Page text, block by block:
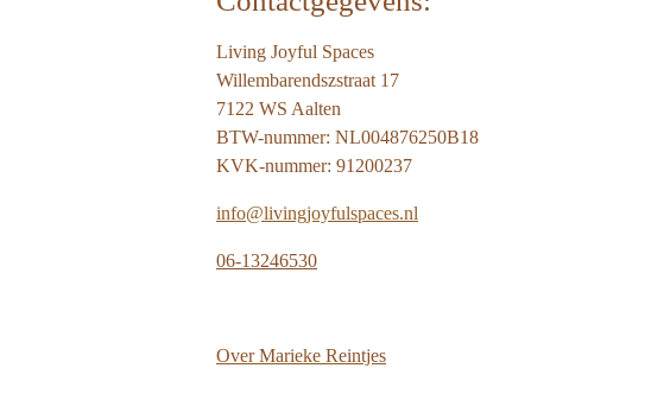
Living Joyful Spaces
Willembarendszstraat 17
7122 WS Aalten
BTW-nummer: NL004876250B18
KVK-nummer: 91200237
info@livingjoyfulspaces.nl
06-13246530
OverMarieke Reintjes